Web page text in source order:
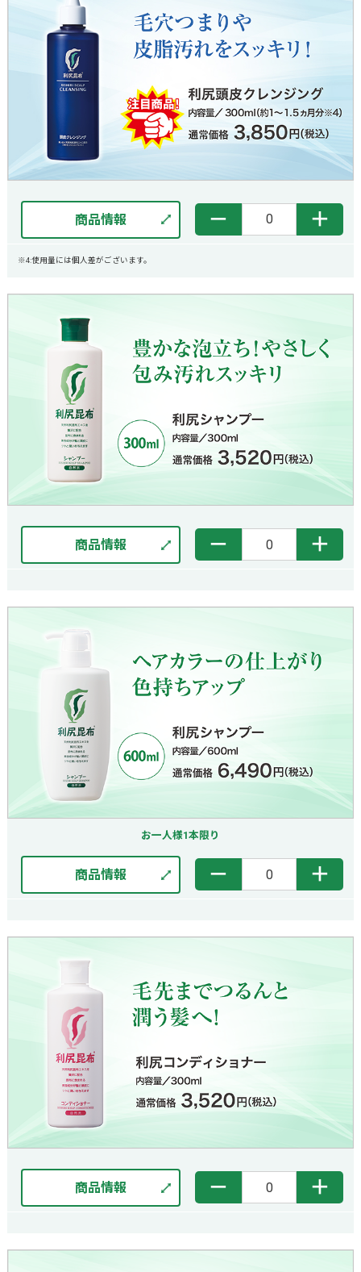
商品情報 － ＋
※4:使用量には個人差がございます。
商品情報 － ＋
お一人様1本限り
商品情報 － ＋
商品情報 － ＋